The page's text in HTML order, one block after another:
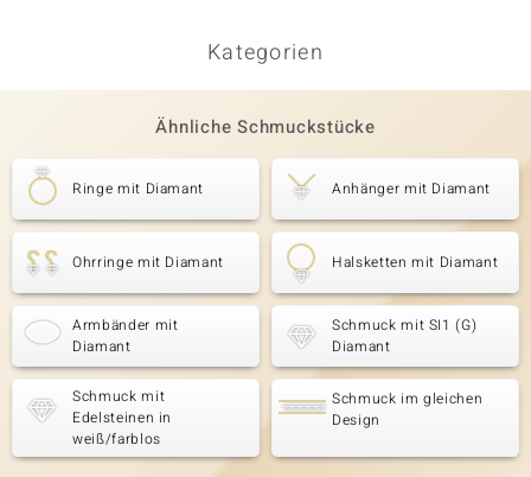
Kategorien
Ähnliche Schmuckstücke
Ringe mit Diamant Anhänger mit Diamant
Ohrringe mit Diamant Halsketten mit Diamant
Armbänder mit
Diamant
Schmuck mit SI1 (G)
Diamant
Schmuck mit
Edelsteinen in
weiß/farblos
Schmuck im gleichen
Design